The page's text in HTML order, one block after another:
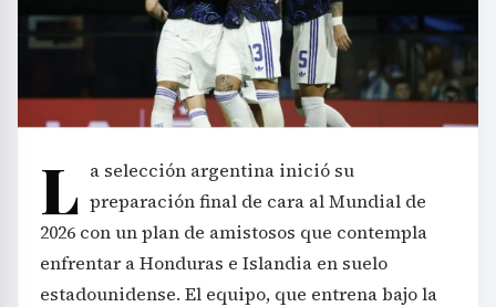
L a selección argentina inició su
preparación final de cara al Mundial de
2026 con un plan de amistosos que contempla
enfrentar a Honduras e Islandia en suelo
estadounidense. El equipo, que entrena bajo la